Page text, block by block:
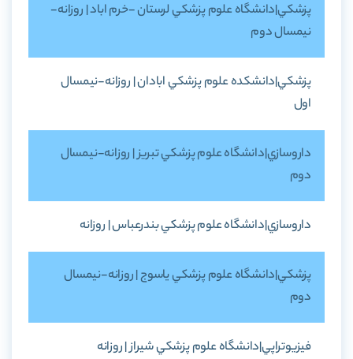
پزشکي|دانشگاه علوم پزشکي لرستان -خرم اباد | روزانه-
نيمسال دوم
پزشکي|دانشکده علوم پزشکي ابادان | روزانه-نيمسال
اول
داروسازي|دانشگاه علوم پزشکي تبريز | روزانه-نيمسال
دوم
داروسازي|دانشگاه علوم پزشکي بندرعباس | روزانه
پزشکي|دانشگاه علوم پزشکي ياسوج | روزانه-نيمسال
دوم
فيزيوتراپي|دانشگاه علوم پزشکي شيراز | روزانه